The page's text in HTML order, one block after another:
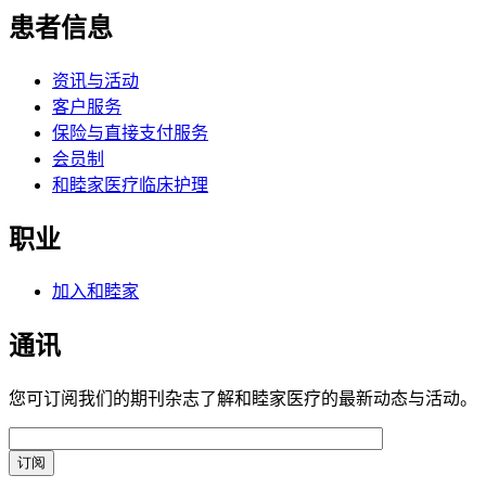
患者信息
资讯与活动
客户服务
保险与直接支付服务
会员制
和睦家医疗临床护理
职业
加入和睦家
通讯
您可订阅我们的期刊杂志了解和睦家医疗的最新动态与活动。